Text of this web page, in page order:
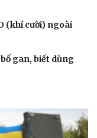
(khí cười) ngoài
gan, biết dùng